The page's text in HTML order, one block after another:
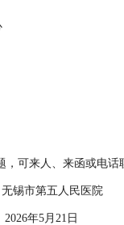
，可来人、来函或电话
无锡市第五人民医院
2026年5月21日